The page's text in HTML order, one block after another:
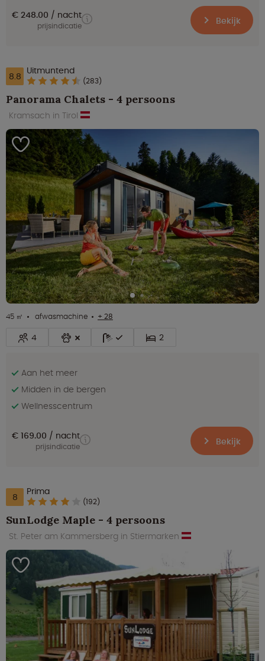
€ 248.00 nacht
prijsindicatie Bekijk
8.8 Uitmuntend
(283)
Panorama Chalets - 4 persoons
Kramsach in Tirol
45 ㎡ afwasmachine + 28
4 2
Aan het meer
Midden in de bergen
Wellnesscentrum
€ 169.00 nacht
prijsindicatie Bekijk
8 Prima
(192)
SunLodge Maple - 4 persoons
St. Peter am Kammersberg in Stiermarken